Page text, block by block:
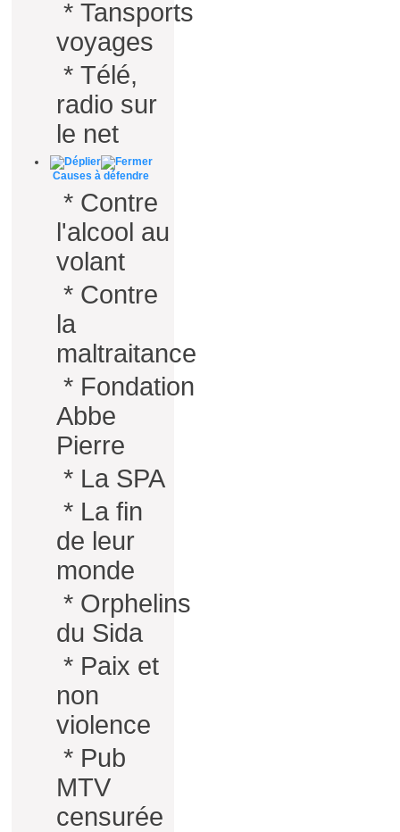
* Tansports
voyages
* Télé,
radio sur
le net
Causes à défendre
* Contre
l'alcool au
volant
* Contre
la
maltraitance
* Fondation
Abbe
Pierre
* La SPA
* La fin
de leur
monde
* Orphelins
du Sida
* Paix et
non
violence
* Pub
MTV
censurée